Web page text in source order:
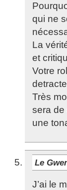
qui ne
La
et
Votre
Très
sera de
une
Le
J’ai le